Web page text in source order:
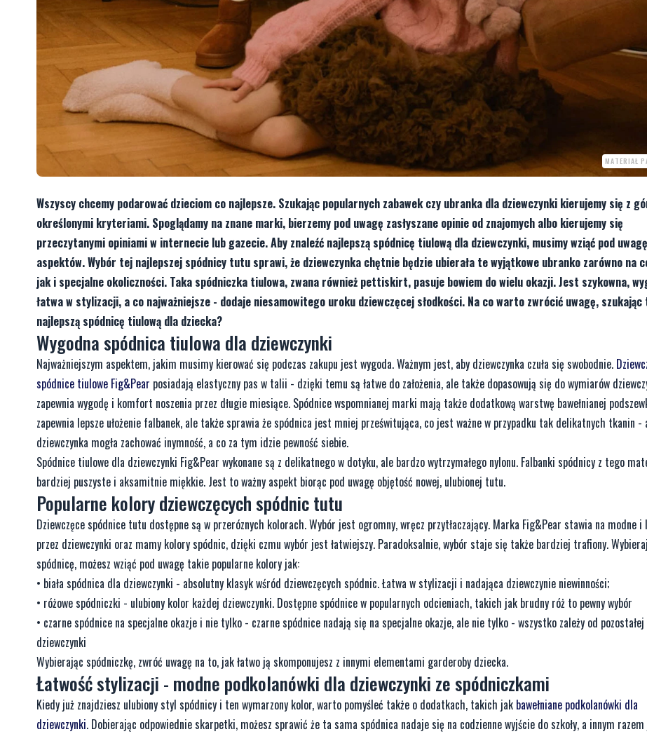
MATERIAŁ
Wszyscy chcemy podarować dzieciom co najlepsze. Szukając popularnych zabawek czy ubranka dla dziewczynki kierujemy się z
określonymi kryteriami. Spoglądamy na znane marki, bierzemy pod uwagę zasłyszane opinie od znajomych albo kierujemy się
przeczytanymi opiniami w internecie lub gazecie. Aby znaleźć najlepszą spódnicę tiulową dla dziewczynki, musimy wziąć pod
aspektów. Wybór tej najlepszej spódnicy tutu sprawi, że dziewczynka chętnie będzie ubierała te wyjątkowe ubranko zarówno na
jak i specjalne okoliczności. Taka spódniczka tiulowa, zwana również pettiskirt, pasuje bowiem do wielu okazji. Jest szykowna,
łatwa w stylizacji, a co najważniejsze - dodaje niesamowitego uroku dziewczęcej słodkości. Na co warto zwrócić uwagę, szukając
najlepszą spódnicę tiulową dla dziecka?
Wygodna spódnica tiulowa dla dziewczynki
Najważniejszym aspektem, jakim musimy kierować się podczas zakupu jest wygoda. Ważnym jest, aby dziewczynka czuła się swobodnie.
spódnice tiulowe Fig&Pear posiadają elastyczny pas w talii - dzięki temu są łatwe do założenia, ale także dopasowują się do wymiarów
zapewnia wygodę i komfort noszenia przez długie miesiące. Spódnice wspomnianej marki mają także dodatkową warstwę bawełnianej
zapewnia lepsze ułożenie falbanek, ale także sprawia że spódnica jest mniej prześwitująca, co jest ważne w przypadku tak delikatnych tkanin -
dziewczynka mogła zachować inymność, a co za tym idzie pewność siebie.
Spódnice tiulowe dla dziewczynki Fig&Pear wykonane są z delikatnego w dotyku, ale bardzo wytrzymałego nylonu. Falbanki spódnicy z tego
bardziej puszyste i aksamitnie miękkie. Jest to ważny aspekt biorąc pod uwagę objętość nowej, ulubionej tutu.
Popularne kolory dziewczęcych spódnic tutu
Dziewczęce spódnice tutu dostępne są w przeróznych kolorach. Wybór jest ogromny, wręcz przytłaczający. Marka Fig&Pear stawia na modne i
przez dziewczynki oraz mamy kolory spódnic, dzięki czmu wybór jest łatwiejszy. Paradoksalnie, wybór staje się także bardziej trafiony.
spódnicę, możesz wziąć pod uwagę takie popularne kolory jak:
• biała spódnica dla dziewczynki - absolutny klasyk wśród dziewczęcych spódnic. Łatwa w stylizacji i nadająca dziewczynie niewinności;
• różowe spódniczki - ulubiony kolor każdej dziewczynki. Dostępne spódnice w popularnych odcieniach, takich jak brudny róż to pewny wybór
• czarne spódnice na specjalne okazje i nie tylko - czarne spódnice nadają się na specjalne okazje, ale nie tylko - wszystko zależy od
dziewczynki
Wybierając spódniczkę, zwróć uwagę na to, jak łatwo ją skomponujesz z innymi elementami garderoby dziecka.
Łatwość stylizacji - modne podkolanówki dla dziewczynki ze spódniczkami
Kiedy już znajdziesz ulubiony styl spódnicy i ten wymarzony kolor, warto pomyśleć także o dodatkach, takich jak bawełniane podkolanówki dla
dziewczynki. Dobierając odpowiednie skarpetki, możesz sprawić że ta sama spódnica nadaje się na codzienne wyjście do szkoły, a innym